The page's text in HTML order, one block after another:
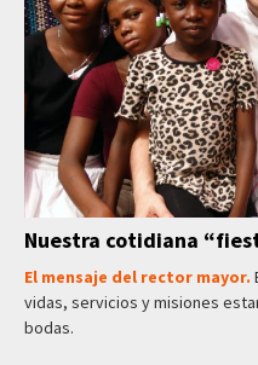
Nuestra cotidiana
El mensaje del rector mayor.
vidas, servicios y misiones
bodas.